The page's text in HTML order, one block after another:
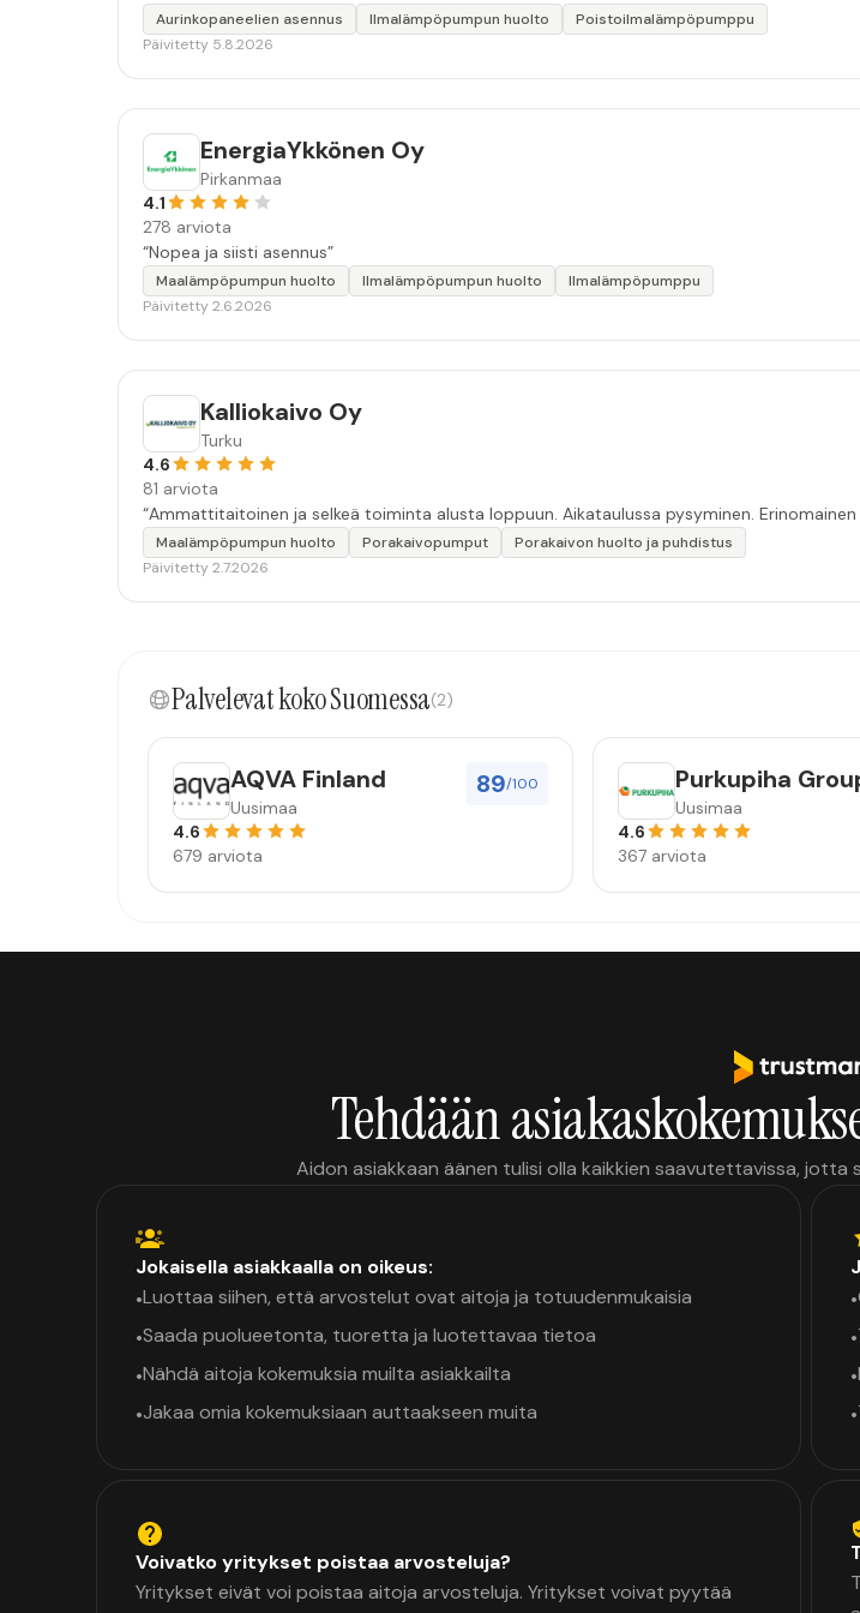
Aurinkopaneelien asennus Ilmalämpöpumpun huolto
Poistoilmalämpöpumppu
Päivitetty 5.8.2026
EnergiaYkkönen Oy
Pirkanmaa
4.1
278 arviota
“Nopea ja siisti asennus”
Maalämpöpumpun huolto Ilmalämpöpumpun huolto
Ilmalämpöpumppu
Päivitetty 2.6.2026
Kalliokaivo Oy
Turku
4.6
81 arviota
“Ammattitaitoinen ja selkeä toiminta alusta loppuun. Aikataulussa pysyminen.
Maalämpöpumpun huolto Porakaivopumput
Porakaivon huolto ja puhdistus
Päivitetty 2.7.2026
Palvelevat koko Suomessa(2)
89/100
AQVA Finland
Uusimaa
4.6
679 arviota
Purkupiha
Uusimaa
4.6
367 arviota
Tehdään
Aidon asiakkaan äänen tulisi olla kaikkien saavutettavissa,
Jokaisella asiakkaalla on oikeus:
•Luottaa siihen, että arvostelut ovat aitoja ja totuudenmukaisia
•Saada puolueetonta, tuoretta ja luotettavaa tietoa
•Nähdä aitoja kokemuksia muilta asiakkailta
•Jakaa omia kokemuksiaan auttaakseen muita
•
•
•
•
Voivatko yritykset poistaa arvosteluja?
Yritykset eivät voi poistaa aitoja arvosteluja. Yritykset voivat pyytää